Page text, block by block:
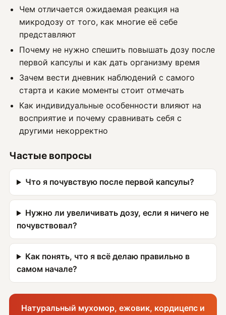
Чем отличается ожидаемая реакция на
микродозу от того, как многие её себе
представляют
Почему не нужно спешить повышать дозу после
первой капсулы и как дать организму время
Зачем вести дневник наблюдений с самого
старта и какие моменты стоит отмечать
Как индивидуальные особенности влияют на
восприятие и почему сравнивать себя с
другими некорректно
Частые вопросы
Что я почувствую после первой капсулы?
Нужно ли увеличивать дозу, если я ничего не
почувствовал?
Как понять, что я всё делаю правильно в
самом начале?
Натуральный мухомор, ежовик, кордицепс и